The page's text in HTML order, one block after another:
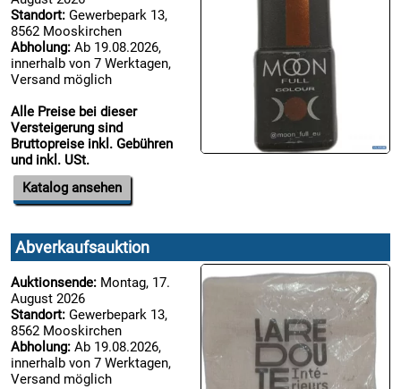
Standort: Gewerbepark 13,
8562 Mooskirchen
Abholung: Ab 19.08.2026,
innerhalb von 7 Werktagen,
Versand möglich
Alle Preise bei dieser
Versteigerung sind
Bruttopreise inkl. Gebühren
und inkl. USt.
Katalog ansehen
Abverkaufsauktion
Auktionsende: Montag, 17.
August 2026
Standort: Gewerbepark 13,
8562 Mooskirchen
Abholung: Ab 19.08.2026,
innerhalb von 7 Werktagen,
Versand möglich